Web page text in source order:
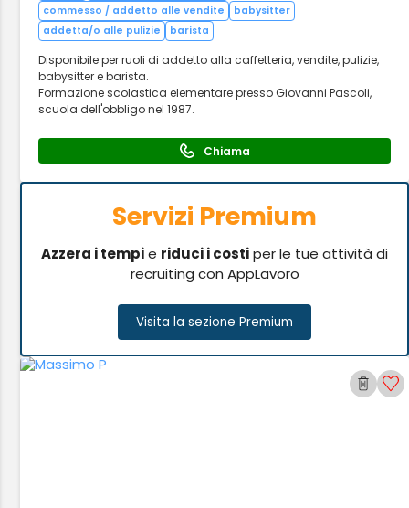
commesso / addetto alle vendite
babysitter
addetta/o alle pulizie
barista
Disponibile per ruoli di addetto alla caffetteria, vendite, pulizie,
babysitter e barista.
Formazione scolastica elementare presso Giovanni Pascoli,
scuola dell'obbligo nel 1987.
Chiama
Servizi Premium
Azzera i tempie riduci i costiper le tue attività di
recruiting con AppLavoro
Visita la sezione Premium